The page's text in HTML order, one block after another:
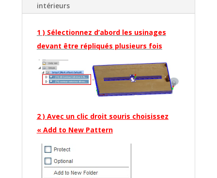
intérieurs
1 ) Sélectionnez d’abord les usinages
devant être répliqués plusieurs fois
2 ) Avec un clic droit souris choisissez
« Add to New Pattern